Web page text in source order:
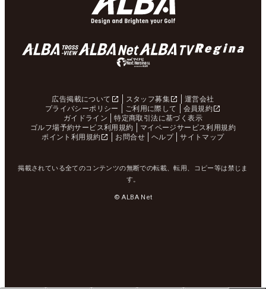
広告掲載について スタッフ募集
運営会社
プライバシーポリシー
ご利用に際して
会員規約
ガイドライン
特定商取引法に基づく表示
ゴルフ場予約サービス利用規約
マイページサービス利用規約
ポイント利用規約
お問合せ ヘルプ サイトマップ
掲載されている全てのコンテンツの無断での転載、転用、コピー等は禁じま
す。
© ALBA Net